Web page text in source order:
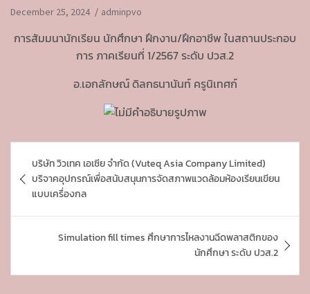
December 25, 2024 adminpvo
การสัมมนานักเรียน นักศึกษา ฝึกงาน/ฝึกอาชีพ ในสถานประกอบ
การ ภาคเรียนที่ 1/2567 ระดับ ปวส.2
อ.เอกลักษณ์ ดิลกธนานันท์ ครูนิเทศก์
o
t
บริษัท วิวเทค เอเซีย จำกัด (Vuteq Asia Company Limited)
บริจาคอุปกรณ์เพื่อสนับสนุนการจัดสภาพแวดล้อมห้องเรียนเขียน
แบบเครื่องกล
Simulation fill times ศึกษาการไหลงานฉีดพลาสติกของ
นักศึกษา ระดับ ปวส.2